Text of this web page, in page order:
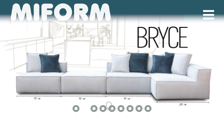
Home
Azienda
Chi siamo